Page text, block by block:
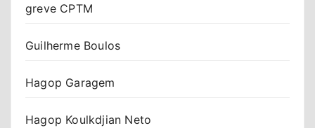
greve CPTM
Guilherme Boulos
Hagop Garagem
Hagop Koulkdjian Neto